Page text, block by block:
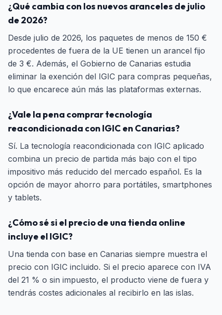
¿Qué cambia con los nuevos aranceles de julio
de 2026?
Desde julio de 2026, los paquetes de menos de 150 €
procedentes de fuera de la UE tienen un arancel fijo
de 3 €. Además, el Gobierno de Canarias estudia
eliminar la exención del IGIC para compras pequeñas,
lo que encarece aún más las plataformas externas.
¿Vale la pena comprar tecnología
reacondicionada con IGIC en Canarias?
Sí. La tecnología reacondicionada con IGIC aplicado
combina un precio de partida más bajo con el tipo
impositivo más reducido del mercado español. Es la
opción de mayor ahorro para portátiles, smartphones
y tablets.
¿Cómo sé si el precio de una tienda online
incluye el IGIC?
Una tienda con base en Canarias siempre muestra el
precio con IGIC incluido. Si el precio aparece con IVA
del 21 % o sin impuesto, el producto viene de fuera y
tendrás costes adicionales al recibirlo en las islas.